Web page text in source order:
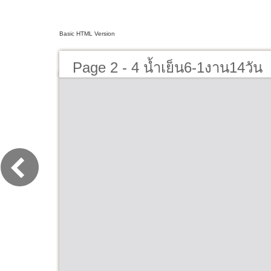
Basic HTML Version
Page 2 - 4 น้ำเย็น6-1งาน14วัน